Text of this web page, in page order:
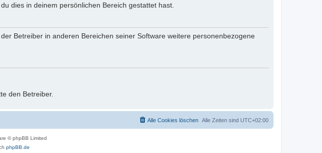
dies in deinem persönlichen Bereich gestattet hast.
Betreiber in anderen Bereichen seiner Software weitere personenbezogene
den Betreiber.
Alle Zeiten sind UTC+02:00
Alle Cookies löschen
© phpBB Limited
phpBB.de